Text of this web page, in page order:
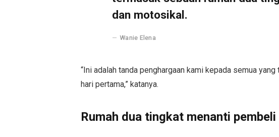
dan motosikal.
Wanie Elena
“Ini adalah tanda penghargaan kami kepada semua
hari pertama,” katanya.
Rumah dua tingkat menanti